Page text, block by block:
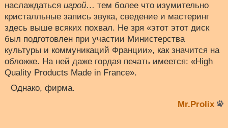
наслаждаться игрой… тем более что изумительно
кристалльные запись звука, сведение и мастеринг
здесь выше всяких похвал. Не зря «этот этот диск
был подготовлен при участии Министерства
культуры и коммуникаций Франции», как значится на
обложке. На ней даже гордая печать имеется: «High
Quality Products Made in France».
Однако, фирма.
Mr.Prolix